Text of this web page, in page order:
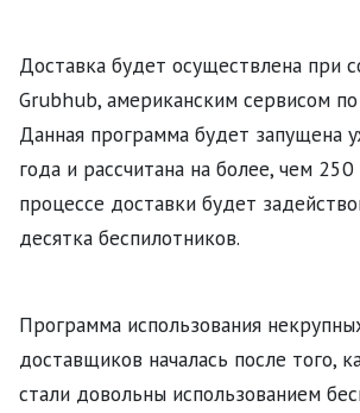
Доставка будет осуществлена при
Grubhub, американским сервисом
Данная программа будет запущена
года и рассчитана на более, чем 250
процессе доставки будет
десятка беспилотников.
Программа использования
доставщиков началась после того,
стали довольны использованием